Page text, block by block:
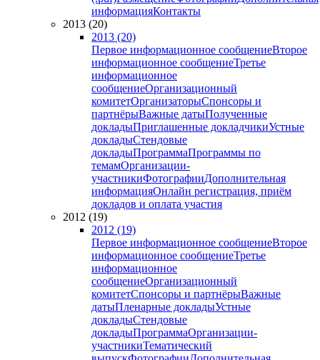
информацияКонтакты
2013 (20)
2013 (20)
Первое информационное сообщениеВторое
информационное сообщениеТретье
информационное
сообщениеОрганизационный
комитетОрганизаторыСпонсоры и
партнёрыВажные датыПолученные
докладыПриглашенные докладчикиУстные
докладыСтендовые
докладыПрограммаПрограммы по
темамОрганизации-
участникиФотографииДополнительная
информацияОнлайн регистрация, приём
докладов и оплата участия
2012 (19)
2012 (19)
Первое информационное сообщениеВторое
информационное сообщениеТретье
информационное
сообщениеОрганизационный
комитетСпонсоры и партнёрыВажные
датыПленарные докладыУстные
докладыСтендовые
докладыПрограммаОрганизации-
участникиТематический